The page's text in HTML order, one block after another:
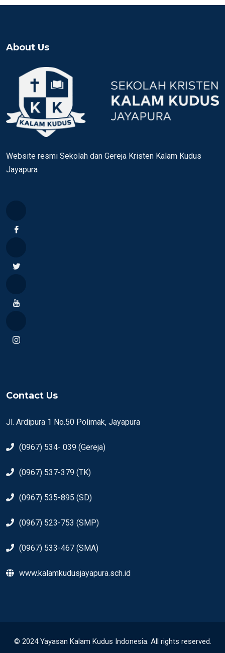
About Us
Website resmi Sekolah dan Gereja Kristen Kalam Kudus
Jayapura
Contact Us
Jl. Ardipura 1 No.50 Polimak, Jayapura
(0967) 534- 039 (Gereja)
(0967) 537-379 (TK)
(0967) 535-895 (SD)
(0967) 523-753 (SMP)
(0967) 533-467 (SMA)
www.kalamkudusjayapura.sch.id
© 2024 Yayasan Kalam Kudus Indonesia. All rights reserved.